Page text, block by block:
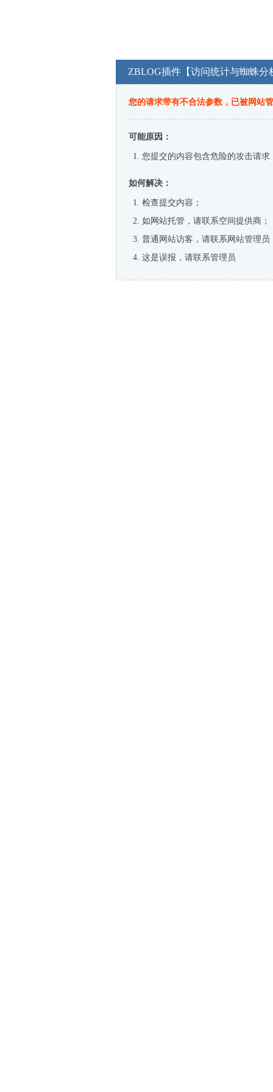
ZBLOG插件【访问统计与蜘蛛分
您的请求带有不合法参数，已被网站
可能原因：
您提交的内容包含危险的攻击请求
如何解决：
检查提交内容；
如网站托管，请联系空间提供商；
普通网站访客，请联系网站管理员
这是误报，请联系管理员